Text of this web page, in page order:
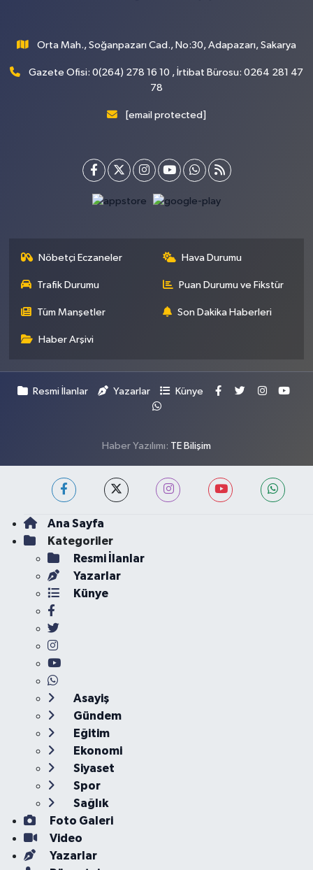
Orta Mah., Soğanpazarı Cad., No:30, Adapazarı, Sakarya
Gazete Ofisi: 0(264) 278 16 10 , İrtibat Bürosu: 0264 281 47
78
[email protected]
Nöbetçi Eczaneler Hava Durumu
Trafik Durumu Puan Durumu ve Fikstür
Tüm Manşetler Son Dakika Haberleri
Haber Arşivi
Resmi İlanlar Yazarlar Künye
Haber Yazılımı: TE Bilişim
Ana Sayfa
Kategoriler
Resmi İlanlar
Yazarlar
Künye
Asayiş
Gündem
Eğitim
Ekonomi
Siyaset
Spor
Sağlık
Foto Galeri
Video
Yazarlar